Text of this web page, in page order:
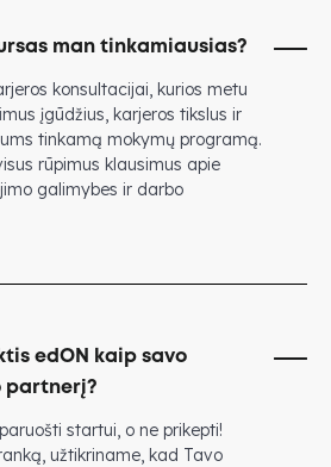
man tinkamiausias?
konsultacijai, kurios metu
įgūdžius, karjeros tikslus ir
tinkamą mokymų programą.
rūpimus klausimus apie
galimybes ir darbo
edON kaip savo
partnerį?
startui, o ne prikepti!
užtikriname, kad Tavo